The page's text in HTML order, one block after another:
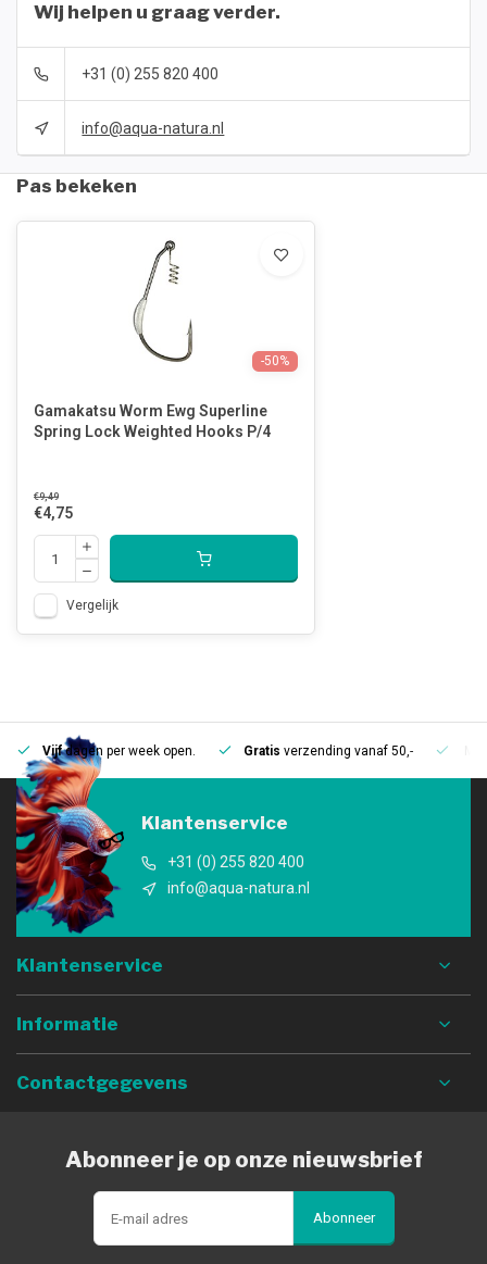
Wij helpen u graag verder.
+31 (0) 255 820 400
info@aqua-natura.nl
Pas bekeken
-50%
Gamakatsu Worm Ewg Superline
Spring Lock Weighted Hooks P/4
€9,49
€4,75
Vergelijk
Vijfdagen per week open. Gratis verzending vanaf 50,-
Klantenservice
+31 (0) 255 820 400
info@aqua-natura.nl
Klantenservice
Informatie
Contactgegevens
Abonneer je op onze nieuwsbrief
Abonneer